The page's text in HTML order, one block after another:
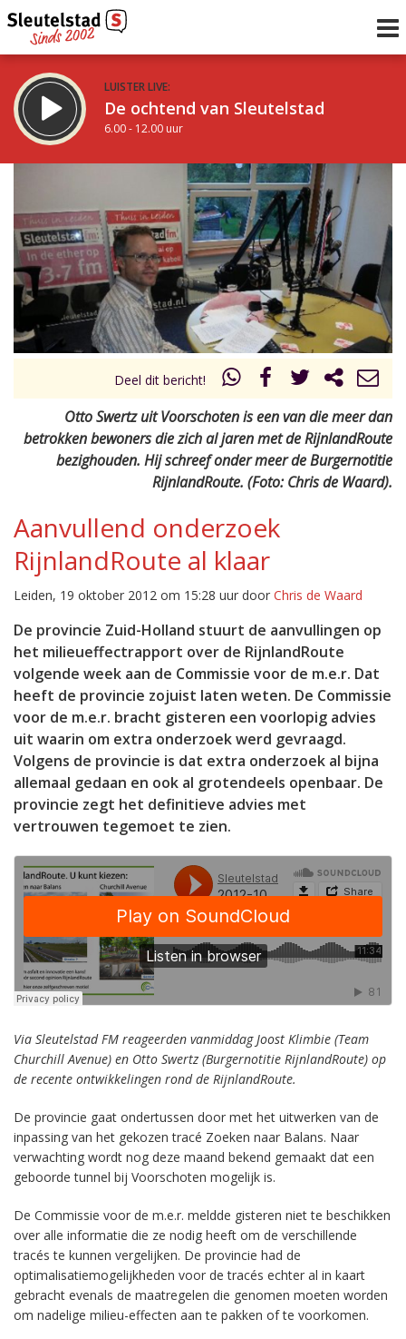
LUISTER LIVE:
De ochtend van Sleutelstad
6.00 - 12.00 uur
De middag van Sleutelstad
12.00 - 19.00 uur
Vorig uur
uur 1 van 0 Volgend uur
Inklappen
Deel dit bericht!
Otto Swertz uit Voorschoten is een van die meer dan
betrokken bewoners die zich al jaren met de RijnlandRoute
bezighouden. Hij schreef onder meer de Burgernotitie
RijnlandRoute. (Foto: Chris de Waard).
Aanvullend onderzoek
RijnlandRoute al klaar
Leiden, 19 oktober 2012 om 15:28 uur door Chris de Waard
De provincie Zuid-Holland stuurt de aanvullingen op
het milieueffectrapport over de RijnlandRoute
volgende week aan de Commissie voor de m.e.r. Dat
heeft de provincie zojuist laten weten. De Commissie
voor de m.e.r. bracht gisteren een voorlopig advies
uit waarin om extra onderzoek werd gevraagd.
Volgens de provincie is dat extra onderzoek al bijna
allemaal gedaan en ook al grotendeels openbaar. De
provincie zegt het definitieve advies met
vertrouwen tegemoet te zien.
Via Sleutelstad FM reageerden vanmiddag Joost Klimbie (Team
Churchill Avenue) en Otto Swertz (Burgernotitie RijnlandRoute) op
de recente ontwikkelingen rond de RijnlandRoute.
De provincie gaat ondertussen door met het uitwerken van de
inpassing van het gekozen tracé Zoeken naar Balans. Naar
verwachting wordt nog deze maand bekend gemaakt dat een
geboorde tunnel bij Voorschoten mogelijk is.
De Commissie voor de m.e.r. meldde gisteren niet te beschikken
over alle informatie die ze nodig heeft om de verschillende
tracés te kunnen vergelijken. De provincie had de
optimalisatiemogelijkheden voor de tracés echter al in kaart
gebracht evenals de maatregelen die genomen moeten worden
om nadelige milieu-effecten aan te pakken of te voorkomen.